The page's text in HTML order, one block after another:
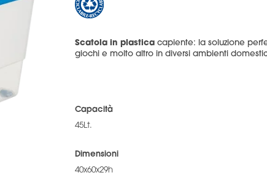
Scatola in plastica capiente: la soluzione
giochi e molto altro in diversi ambienti
Capacità
45Lt.
Dimensioni
40x60x29h